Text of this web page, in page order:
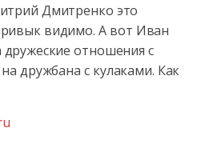
Дмитренко это
видимо. А вот Иван
отношения с
дружбана с кулаками. Как